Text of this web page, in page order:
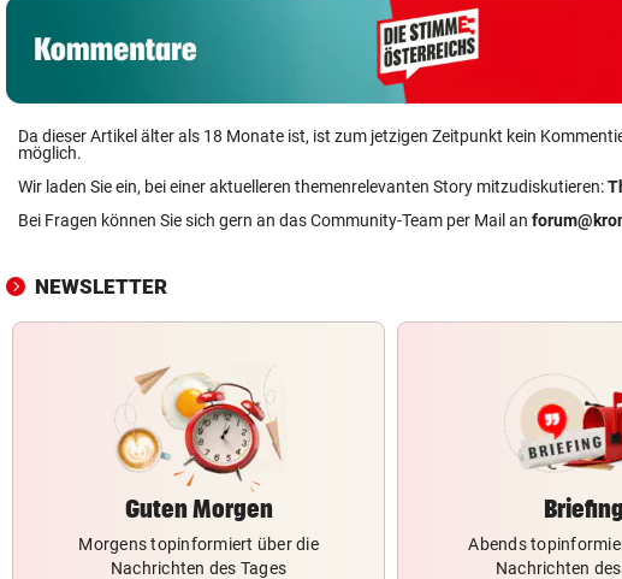
Da dieser Artikel älter als 18 Monate ist, ist zum jetzigen Zeitpunkt kein
möglich.
Wir laden Sie ein, bei einer aktuelleren themenrelevanten Story mitzudiskutieren:
Bei Fragen können Sie sich gern an das Community-Team per Mail an
NEWSLETTER
Guten Morgen
Morgens topinformiert über die
Nachrichten des Tages
Briefing
Abends
Nachrichten